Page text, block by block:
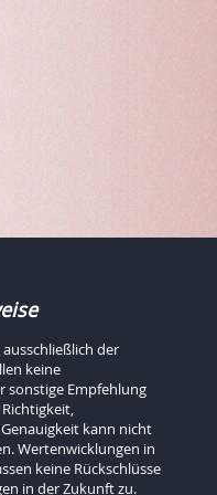
der
keine
sonstige Empfehlung
kann nicht
Wertenwicklungen in
keine Rückschlüsse
in der Zukunft zu.